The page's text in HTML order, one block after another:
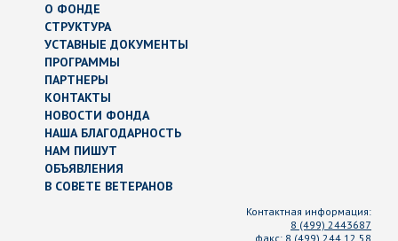
О ФОНДЕ
СТРУКТУРА
УСТАВНЫЕ ДОКУМЕНТЫ
ПРОГРАММЫ
ПАРТНЕРЫ
КОНТАКТЫ
НОВОСТИ ФОНДА
НАША БЛАГОДАРНОСТЬ
НАМ ПИШУТ
ОБЪЯВЛЕНИЯ
В СОВЕТЕ ВЕТЕРАНОВ
Контактная информация:
8 (499) 2443687
факс: 8 (499) 244 12 58